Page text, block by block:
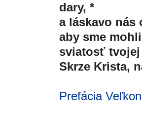
dary, *
a láskavo
aby sme
sviatosť tvojej
Skrze Krista,
Prefácia